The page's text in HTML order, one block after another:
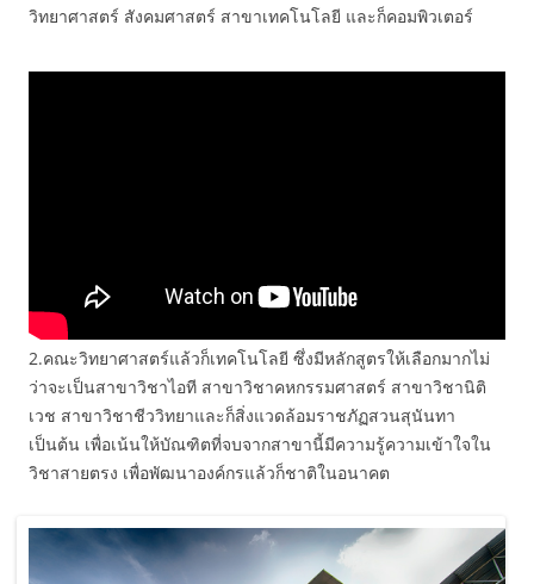
วิทยาศาสตร์ สังคมศาสตร์ สาขาเทคโนโลยี และก็คอมพิวเตอร์
2.คณะวิทยาศาสตร์แล้วก็เทคโนโลยี ซึ่งมีหลักสูตรให้เลือกมากไม่
ว่าจะเป็นสาขาวิชาไอที สาขาวิชาคหกรรมศาสตร์ สาขาวิชานิติ
เวช สาขาวิชาชีววิทยาและก็สิ่งแวดล้อมราชภัฏสวนสุนันทา
เป็นต้น เพื่อเน้นให้บัณฑิตที่จบจากสาขานี้มีความรู้ความเข้าใจใน
วิชาสายตรง เพื่อพัฒนาองค์กรแล้วก็ชาติในอนาคต